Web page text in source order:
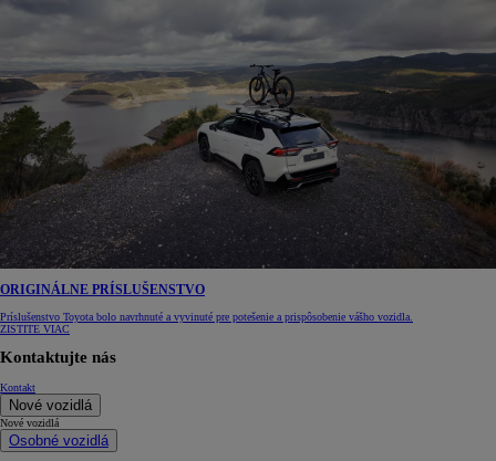
ORIGINÁLNE PRÍSLUŠENSTVO
Príslušenstvo Toyota bolo navrhnuté a vyvinuté pre potešenie a prispôsobenie vášho vozidla.
ZISTITE VIAC
Kontaktujte nás
Kontakt
Nové vozidlá
Nové vozidlá
Osobné vozidlá